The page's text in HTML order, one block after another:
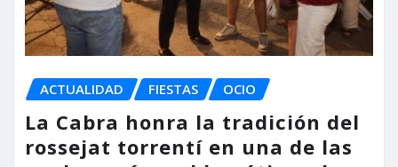
ACTUALIDAD FIESTAS OCIO
La Cabra honra la tradición del
rossejat torrentí en una de las